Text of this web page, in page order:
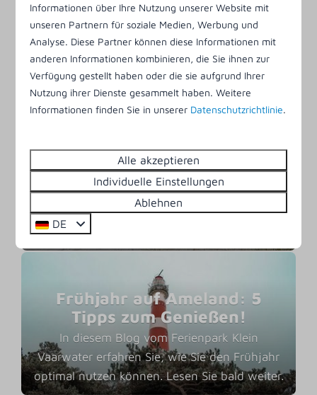
entdecken Sie selbst die ganze Schönheit
Amelands.
Entdecken Sie Ameland im
Winter
Lesen Sie diesen Blog vom Ferienpark Klein
Vaarwater und finden Sie heraus, was es auf
Ameland im Winter zu tun gibt.
Frühjahr auf Ameland: 5
Tipps zum Genießen!
In diesem Blog vom Ferienpark Klein
Vaarwater erfahren Sie, wie Sie den Frühjahr
optimal nutzen können. Lesen Sie bald weiter.
Informationen über Ihre Nutzung unserer Website mit
unseren Partnern für soziale Medien, Werbung und
Analyse. Diese Partner können diese Informationen mit
anderen Informationen kombinieren, die Sie ihnen zur
Verfügung gestellt haben oder die sie aufgrund Ihrer
Nutzung ihrer Dienste gesammelt haben. Weitere
Informationen finden Sie in unserer Datenschutzrichtlinie.
Alle akzeptieren
Individuelle Einstellungen
Ablehnen
DE